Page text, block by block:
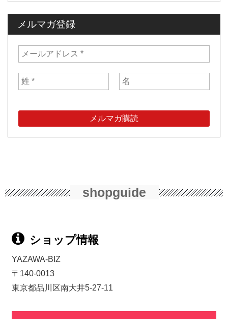
メルマガ登録
shopguide
ショップ情報
YAZAWA-BIZ
〒140-0013
東京都品川区南大井5-27-11